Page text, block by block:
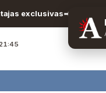
exclusivas
21:45